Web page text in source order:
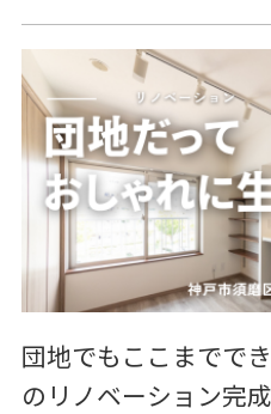
団地でもここまでで
のリノベーション完